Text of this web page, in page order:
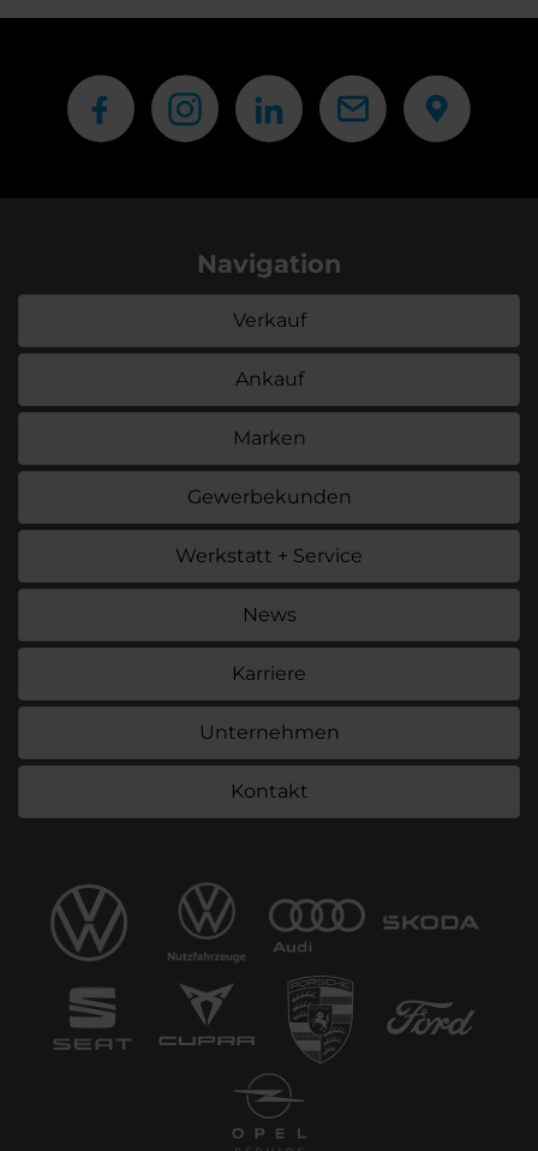
Navigation
Verkauf
Ankauf
Marken
Gewerbekunden
Werkstatt + Service
News
Karriere
Unternehmen
Kontakt